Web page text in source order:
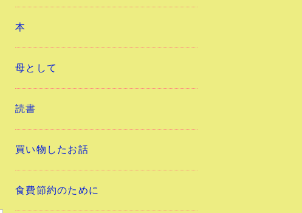
本
母として
読書
買い物したお話
食費節約のために